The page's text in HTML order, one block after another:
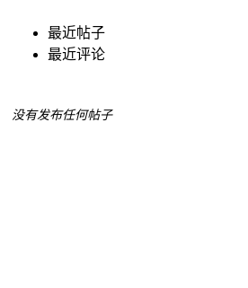
最近帖子
最近评论
没有发布任何帖子